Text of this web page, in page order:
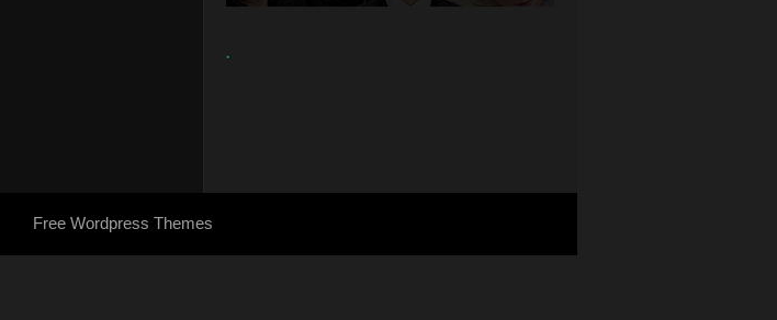
.
Free Wordpress Themes